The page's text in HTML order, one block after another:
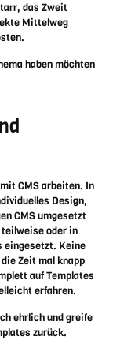
das Zweit
Mittelweg
haben möchten
CMS arbeiten. In
Design,
CMS umgesetzt
oder in
eingesetzt. Keine
Zeit mal knapp
auf Templates
erfahren.
ehrlich und greife
zurück.